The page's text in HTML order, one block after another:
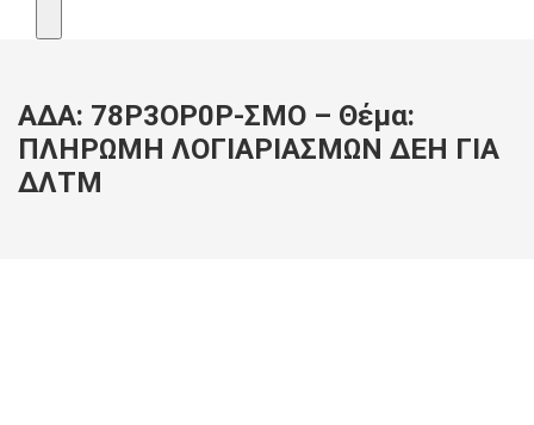
ΑΔΑ: 78Ρ3ΟΡ0Ρ-ΣΜΟ – Θέμα:
ΠΛΗΡΩΜΗ ΛΟΓΙΑΡΙΑΣΜΩΝ ΔΕΗ ΓΙΑ
ΔΛΤΜ